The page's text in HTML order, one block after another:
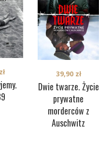
zł
Dwie twarze. Życie
prywatne
morderców z
Auschwitz
39,90 zł